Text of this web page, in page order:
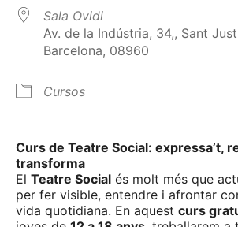
Sala Ovidi
Av. de la Indústria, 34,, Sant
Barcelona, 08960
Cursos
Curs de Teatre Social: expressa’t,
transforma
El Teatre Social és molt més que
per fer visible, entendre i afrontar
vida quotidiana. En aquest curs